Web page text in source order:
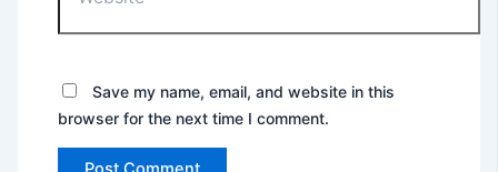
Save my name, email, and website in this
browser for the next time I comment.